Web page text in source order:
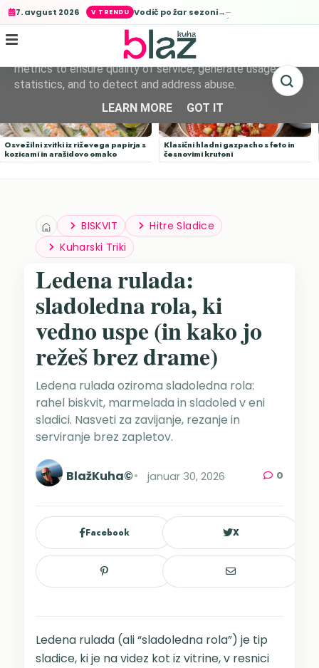
7. avgust 2026 Vodič po žar sezoni→
Osvežilni zvitki iz riževega papirja s
kozicami in arašidovo omako
Klasični hladni gazpacho s feto in
česnovimi krutoni
BISKVIT
Hitre Sladice
Kuharski Triki
Ledena rulada:
sladoledna rola, ki
vedno uspe (in kako jo
režeš brez drame)
Ledena rulada oziroma sladoledna rola:
rahel biskvit, marmelada in sladoled v eni
sladici. Nasveti za zavijanje, rezanje in
serviranje brez zapletov.
BlažKuha© januar 30, 2026 0
Facebook X
Ledena rulada (ali “sladoledna rola”) je tip
sladice, ki je na videz kot iz vitrine, v resnici
This site uses cookies from Google to deliver its services
and to analyze traffic. Your IP address and user-agent are
shared with Google along with performance and security
metrics to ensure quality of service, generate usage
statistics, and to detect and address abuse.
LEARN MORE
GOT IT